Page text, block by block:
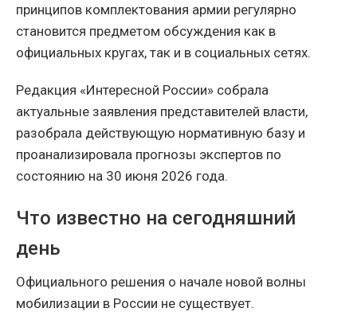
принципов комплектования армии регулярно
становится предметом обсуждения как в
официальных кругах, так и в социальных сетях.
Редакция «Интересной России» собрала
актуальные заявления представителей власти,
разобрала действующую нормативную базу и
проанализировала прогнозы экспертов по
состоянию на 30 июня 2026 года.
Что известно на сегодняшний
день
Официального решения о начале новой волны
мобилизации в России не существует.